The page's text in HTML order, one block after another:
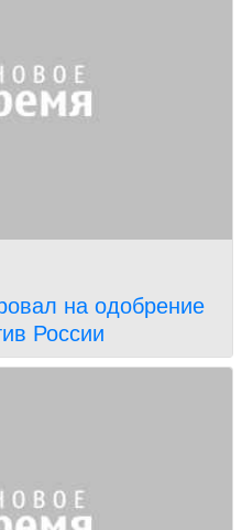
на одобрение
России